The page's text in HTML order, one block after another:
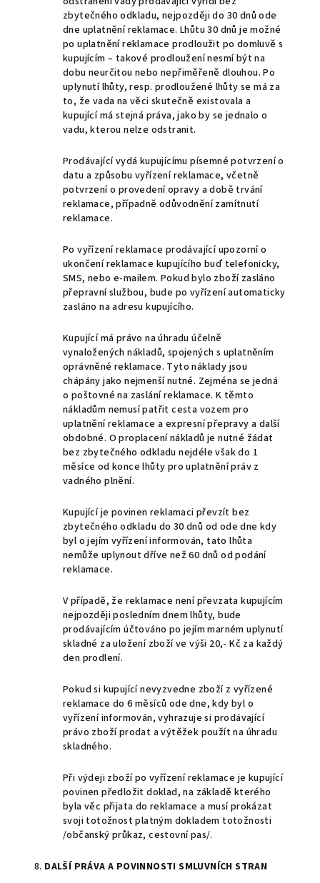
zbytečného odkladu, nejpozději do 30 dnů ode
dne uplatnění reklamace. Lhůtu 30 dnů je možné
po uplatnění reklamace prodloužit po domluvě s
kupujícím – takové prodloužení nesmí být na
dobu neurčitou nebo nepřiměřeně dlouhou. Po
uplynutí lhůty, resp. prodloužené lhůty se má za
to, že vada na věci skutečně existovala a
kupující má stejná práva, jako by se jednalo o
vadu, kterou nelze odstranit.
Prodávající vydá kupujícímu písemné potvrzení o
datu a způsobu vyřízení reklamace, včetně
potvrzení o provedení opravy a době trvání
reklamace, případně odůvodnění zamítnutí
reklamace.
Po vyřízení reklamace prodávající upozorní o
ukončení reklamace kupujícího buď telefonicky,
SMS, nebo e-mailem. Pokud bylo zboží zasláno
přepravní službou, bude po vyřízení automaticky
zasláno na adresu kupujícího.
Kupující má právo na úhradu účelně
vynaložených nákladů, spojených s uplatněním
oprávněné reklamace. Tyto náklady jsou
chápány jako nejmenší nutné. Zejména se jedná
o poštovné na zaslání reklamace. K těmto
nákladům nemusí patřit cesta vozem pro
uplatnění reklamace a expresní přepravy a další
obdobné. O proplacení nákladů je nutné žádat
bez zbytečného odkladu nejdéle však do 1
měsíce od konce lhůty pro uplatnění práv z
vadného plnění.
Kupující je povinen reklamaci převzít bez
zbytečného odkladu do 30 dnů od ode dne kdy
byl o jejím vyřízení informován, tato lhůta
nemůže uplynout dříve než 60 dnů od podání
reklamace.
V případě, že reklamace není převzata kupujícím
nejpozději posledním dnem lhůty, bude
prodávajícím účtováno po jejím marném uplynutí
skladné za uložení zboží ve výši 20,- Kč za každý
den prodlení.
Pokud si kupující nevyzvedne zboží z vyřízené
reklamace do 6 měsíců ode dne, kdy byl o
vyřízení informován, vyhrazuje si prodávající
právo zboží prodat a výtěžek použít na úhradu
skladného.
Při výdeji zboží po vyřízení reklamace je kupující
povinen předložit doklad, na základě kterého
byla věc přijata do reklamace a musí prokázat
svoji totožnost platným dokladem totožnosti
/občanský průkaz, cestovní pas/.
8. DALŠÍ PRÁVA A POVINNOSTI SMLUVNÍCH STRAN